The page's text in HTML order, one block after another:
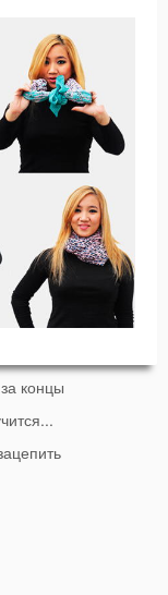
концы